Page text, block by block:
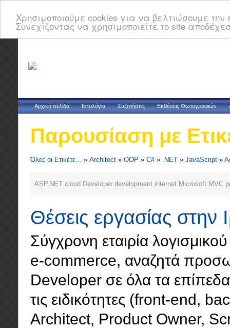
Χρησιμοποιούμε cookies για να βελτιώσουμε
Συνεχίζοντας να χρησιμοποιείτε το site
Αρχική σελίδα Ιστολόγια Συζητήσεις Εκθέσεις Φωτογραφιών
Παρουσίαση με
Όλες οι Ετικέτε... » Architect » OOP » C#» .NET » JavaScript »
ASP.NET cloud Developer development internet Microsoft MVC
Θέσεις εργασίας στην
Σύγχρονη εταιρία
e-commerce, αναζητά
Developer σε όλα τα
τις ειδικότητες (front-end,
Architect, Product Owner,